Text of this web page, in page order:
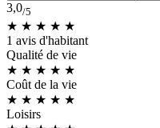
3,0/5
★ ★ ★ ★ ★
1 avis d'habitant
Qualité de vie
★ ★ ★ ★ ★
Coût de la vie
★ ★ ★ ★ ★
Loisirs